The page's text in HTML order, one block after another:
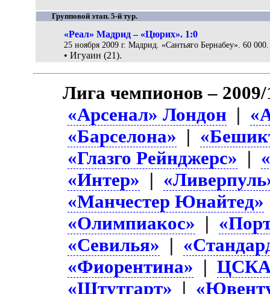
Групповой этап. 5-й тур.
«Реал» Мадрид – «Цюрих». 1:0
25 ноября 2009 г. Мадрид. «Сантьяго Бернабеу». 60 000.
• Игуаин (21).
Лига чемпионов –
«Арсенал» Лондон |
«Барселона» |
«Глазго Рейнджерс» |
«Интер» |
«Манчестер Юнайтед»
«Олимпиакос» |
«Севилья» |
«Фиорентина» |
«Штутгарт» |